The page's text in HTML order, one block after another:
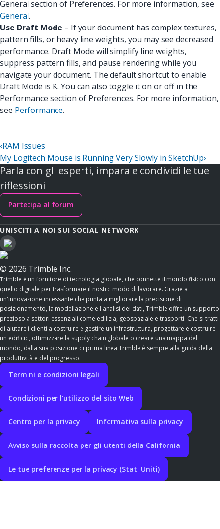
General section of Preferences. For more information, see
General.
Use Draft Mode – If your document has complex textures,
pattern fills, or heavy line weights, you may see decreased
performance. Draft Mode will simplify line weights,
suppress pattern fills, and pause rendering while you
navigate your document. The default shortcut to enable
Draft Mode is K. You can also toggle it on or off in the
Performance section of Preferences. For more information,
see Performance.
‹RAM Issues
My Logitech Mouse is Running Very Slowly in SketchUp›
Parla con gli esperti, impara e condividi le tue
riflessioni
Partecipa al forum
UNISCITI A NOI SUI SOCIAL NETWORK
© 2026 Trimble Inc.
Trimble è un fornitore di tecnologia globale, che connette il mondo fisico con
quello digitale per trasformare il nostro modo di lavorare. Grazie a
un'innovazione incessante che punta a migliorare la precisione di
posizionamento, la modellazione e l'analisi dei dati, Trimble offre un supporto
prezioso a settori essenziali come edilizia, geospaziale e trasporti. Che si tratti
di aiutare i clienti a costruire e gestire un'infrastruttura, progettare e costruire
un edificio, ottimizzare la supply chain globale o creare una mappa del
mondo, dalla sua posizione di prima linea Trimble è sempre alla guida della
produttività e del progresso.
Termini e condizioni legali
Condizioni per l'utilizzo del sito Web
Centro per la privacy Informativa sulla privacy
Avviso sulla raccolta per gli utenti della California
Le tue preferenze per la privacy (Stati Uniti)